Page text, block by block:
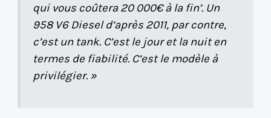
qui vous coûtera 20 000€ à la fin’. Un
958 V6 Diesel d’après 2011, par contre,
c’est un tank. C’est le jour et la nuit en
termes de fiabilité. C’est le modèle à
privilégier. »